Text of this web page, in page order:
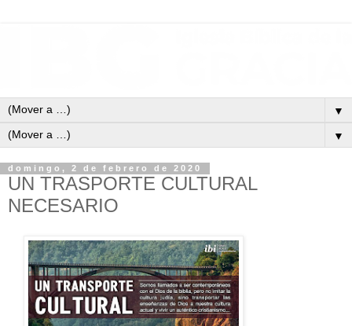
▼
▼
domingo, 2 de febrero de 2020
UN TRASPORTE CULTURAL
NECESARIO